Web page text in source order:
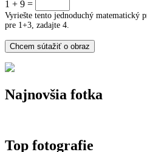
1 + 9 =
Vyriešte tento jednoduchý matematický
pre 1+3, zadajte 4.
Najnovšia fotka
Top fotografie